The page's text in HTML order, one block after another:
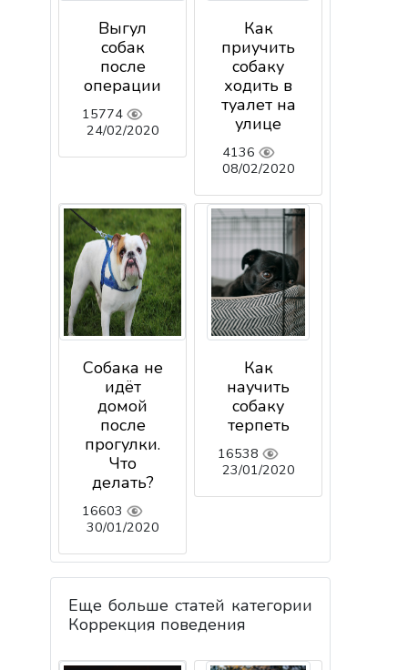
Выгул
собак
после
операции
15774
24/02/2020
Как
приучить
собаку
ходить в
туалет на
улице
4136
08/02/2020
Собака не
идёт
домой
после
прогулки.
Что
делать?
16603
30/01/2020
Как
научить
собаку
терпеть
16538
23/01/2020
Еще больше статей категории
Коррекция поведения